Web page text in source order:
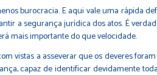
burocracia. E aqui vale uma rápida
a segurança jurídica dos atos. É
mais importante do que velocidade.
vistas a asseverar que os deveres
capaz de identificar devidamente